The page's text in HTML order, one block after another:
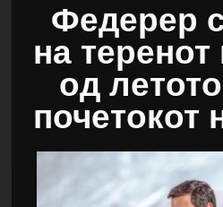
Федерер
на теренот
од
почетокот